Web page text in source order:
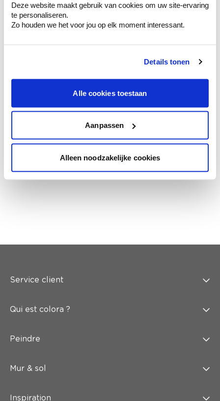
Deze website maakt gebruik van cookies om uw site-ervaring
te personaliseren.
Zo houden we het voor jou op elk moment interessant.
Details tonen
Alle cookies toestaan
Aanpassen
Alleen noodzakelijke cookies
Obtenez des conseils personnalisés sur la
combinaison de couleurs.
Conseil couleur à domicile
en couleur.
l'éclairage et de votre mobilier.
Obtenez un contrôle technologique de vos
Service client
Qui est colora ?
Peindre
Mur & sol
Inspiration